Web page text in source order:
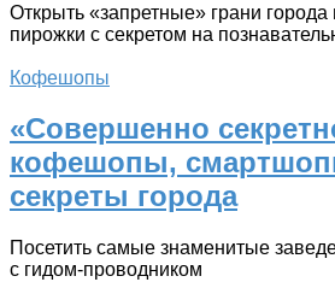
Открыть «запретные» грани города
пирожки с секретом на
Кофешопы
«Совершенно
кофешопы,
секреты города
Посетить самые знаменитые
с гидом-проводником